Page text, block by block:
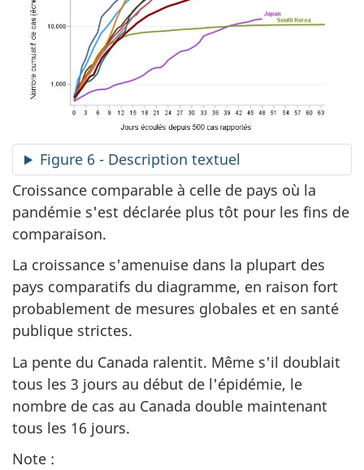
Figure 6 - Description textuel
Croissance comparable à celle de pays où la
pandémie s'est déclarée plus tôt pour les fins de
comparaison.
La croissance s'amenuise dans la plupart des
pays comparatifs du diagramme, en raison fort
probablement de mesures globales et en santé
publique strictes.
La pente du Canada ralentit. Même s'il doublait
tous les 3 jours au début de l'épidémie, le
nombre de cas au Canada double maintenant
tous les 16 jours.
Note :